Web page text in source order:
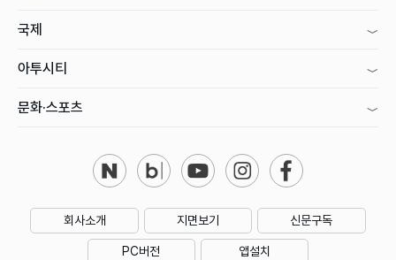
국제
아투시티
문화·스포츠
회사소개 지면보기 신문구독
PC버전 앱설치